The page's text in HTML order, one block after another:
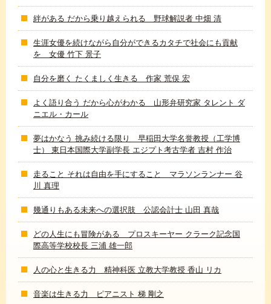
絆がある だから乗り越えられる 野球解説者 中畑 清
生涯女優を続けながら自分ができるカタチで社会にも貢献
を 女優 竹下 景子
自分を磨く たくましく生きる 作家 荒俣 宏
よく語り合う だから心がわかる 山形弁研究家 タレント ダ
ニエル・カール
夢はかなう 挑み続ける限り 早稲田大学名誉教授（工学博
士） 東日本国際大学副学長 エジプト考古学者 吉村 作治
走ること それは自由を手にすること マラソンランナー 谷
川 真理
幾通りもある未来への選択肢 公認会計士 山田 真哉
どの人生にも冒険がある プロスキーヤー クラーク記念国
際高等学校校長 三浦 雄一郎
人の心と生きる力 精神科医 立教大学教授 香山 リカ
音楽は生きる力 ピアニスト 梯 剛之